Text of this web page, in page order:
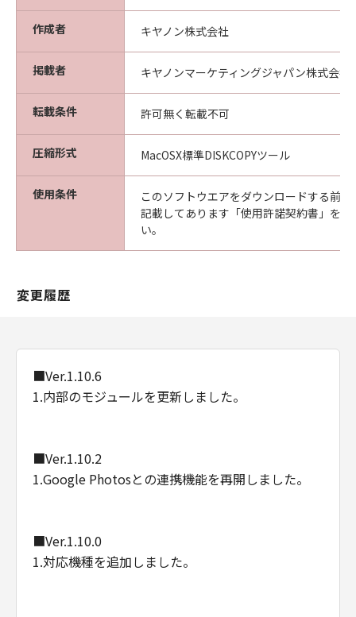
作成者 キヤノン株式会社
掲載者 キヤノンマーケティングジャパン株式会社
転載条件 許可無く転載不可
圧縮形式 MacOSX標準DISKCOPYツール
使用条件
このソフトウエアをダウンロードする前
記載してあります「使用許諾契約書」を
い。
変更履歴
■Ver.1.10.6
1.内部のモジュールを更新しました。
■Ver.1.10.2
1.Google Photosとの連携機能を再開しました。
■Ver.1.10.0
1.対応機種を追加しました。